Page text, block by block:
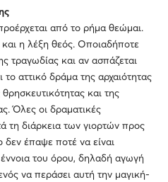
από το ρήμα θεώμαι.
και η λέξη θεός. Οποιαδήποτε
τραγωδίας και αν ασπάζεται
το αττικό δράμα της αρχαιότητας
και της
Όλες οι δραματικές
τη διάρκεια των γιορτών προς
δεν έπαψε ποτέ να είναι
του όρου, δηλαδή αγωγή
να περάσει αυτή την μαγική-